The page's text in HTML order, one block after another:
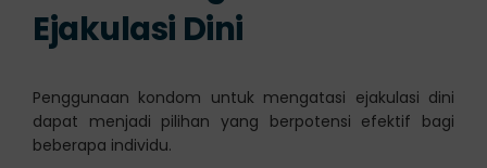
Ejakulasi Dini
Penggunaan kondom untuk mengatasi ejakulasi dini
dapat menjadi pilihan yang berpotensi efektif bagi
beberapa individu.